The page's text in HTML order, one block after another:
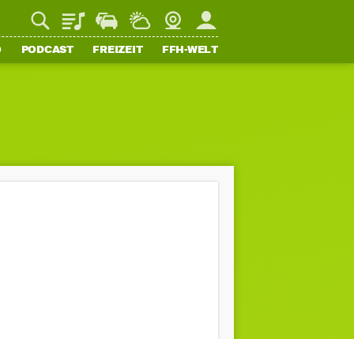
PlaylistStaupilotWetterWebcamMein FFH
PODCAST FREIZEIT FFH-WELT